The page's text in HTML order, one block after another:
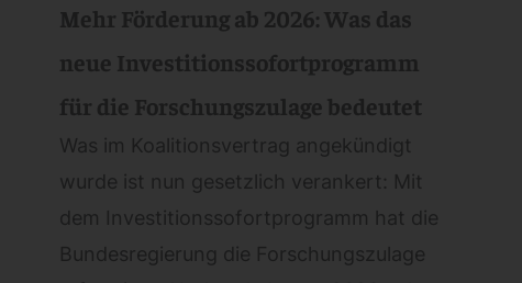
Mehr Förderung ab 2026: Was das
neue Investitionssofortprogramm
für die Forschungszulage bedeutet
Was im Koalitionsvertrag angekündigt
wurde ist nun gesetzlich verankert: Mit
dem Investitionssofortprogramm hat die
Bundesregierung die Forschungszulage